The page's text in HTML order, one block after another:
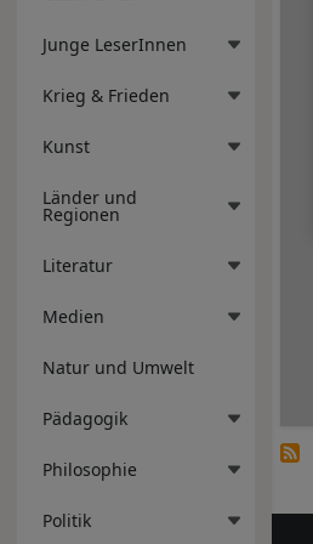
Junge LeserInnen
Krieg & Frieden
Kunst
Länder und
Regionen
Literatur
Medien
Natur und Umwelt
Pädagogik
Philosophie
Politik